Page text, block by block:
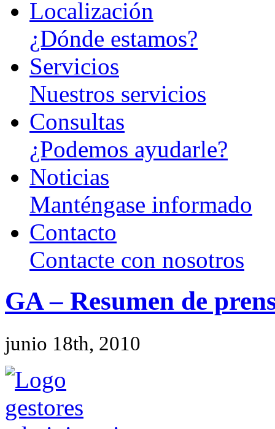
Localización
¿Dónde estamos?
Servicios
Nuestros servicios
Consultas
¿Podemos ayudarle?
Noticias
Manténgase informado
Contacto
Contacte con nosotros
GA – Resumen de
junio 18th, 2010